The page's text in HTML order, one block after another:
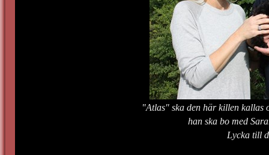
"Atlas" ska den här killen
han ska bo med
Lycka till